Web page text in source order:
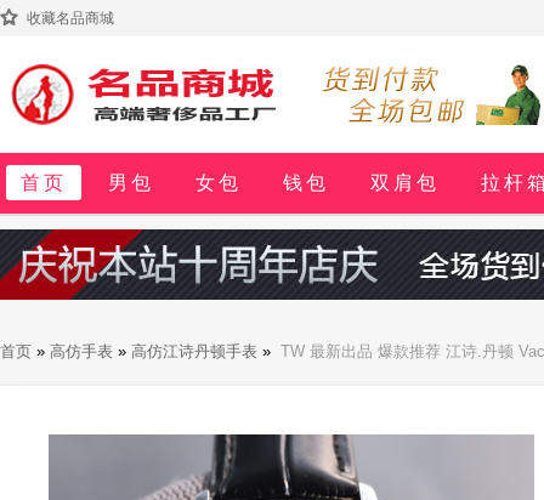
收藏名品商城
首页 男包 女包 钱包 双肩包 拉杆
首页 » 高仿手表 » 高仿江诗丹顿手表 » TW 最新出品 爆款推荐 江诗.丹顿